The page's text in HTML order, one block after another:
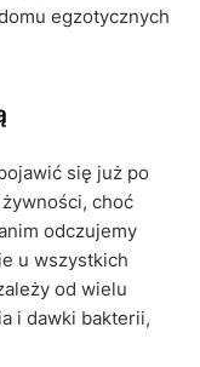
egzotycznych
się już po
choć
odczujemy
u wszystkich
od wielu
i dawki bakterii,